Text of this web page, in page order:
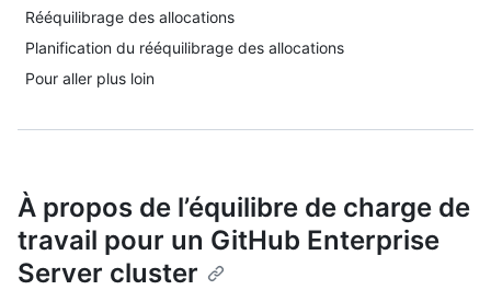
Rééquilibrage des allocations
Planification du rééquilibrage des allocations
Pour aller plus loin
À propos de l’équilibre de charge de
travail pour un GitHub Enterprise
Server cluster